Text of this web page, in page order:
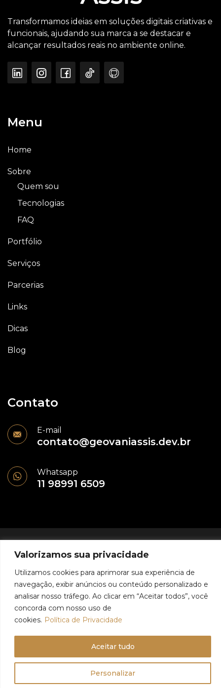
Valorizamos sua privacidade
Utilizamos cookies para aprimorar sua experiência de
navegação, exibir anúncios ou conteúdo personalizado e
analisar nosso tráfego. Ao clicar em “Aceitar todos”, você
concorda com nosso uso de
cookies. Política de Privacidade
Personalizar
Aceitar tudo
Transformamos ideias em soluções digitais criativas e
funcionais, ajudando sua marca a se destacar e
alcançar resultados reais no ambiente online.
Menu
Home
Sobre
Quem sou
Tecnologias
FAQ
Portfólio
Serviços
Parcerias
Links
Dicas
Blog
Contato
E-mail
contato@geovaniassis.dev.br
Whatsapp
11 98991 6509
© 2024 - Geovani Assis - Todos os direitos reservados
Política de Privacidade